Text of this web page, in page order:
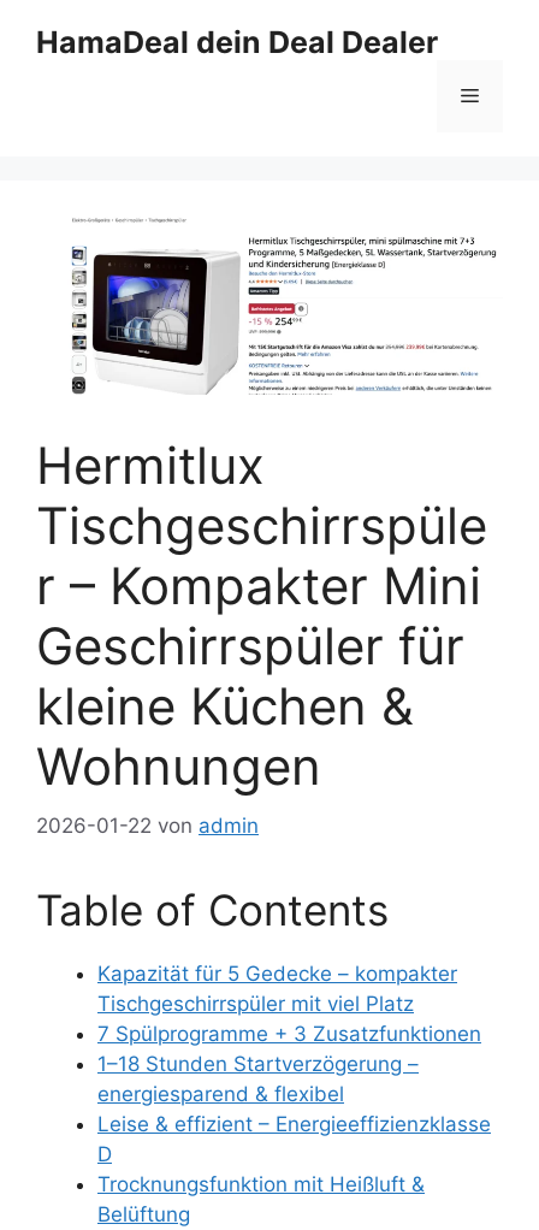
InhaltHamaDeal dein Deal Dealer
Menü
Hermitlux
Tischgeschirrspüle
r – Kompakter Mini
Geschirrspüler für
kleine Küchen &
Wohnungen
2026-01-22 von admin
Table of Contents
Kapazität für 5 Gedecke – kompakter
Tischgeschirrspüler mit viel Platz
7 Spülprogramme + 3 Zusatzfunktionen
1–18 Stunden Startverzögerung –
energiesparend & flexibel
Leise & effizient – Energieeffizienzklasse
D
Trocknungsfunktion mit Heißluft &
Belüftung